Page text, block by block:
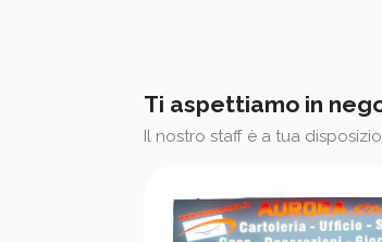
Ti aspettiamo in
Il nostro staff è a tua